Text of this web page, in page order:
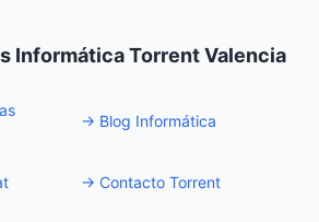
Informática Torrent Valencia
→ Blog Informática
→ Contacto Torrent